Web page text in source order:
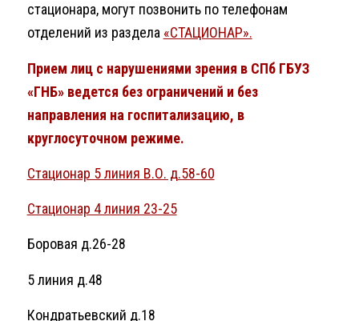
стационара, могут позвонить по телефонам
отделений из раздела «СТАЦИОНАР».
Прием лиц с нарушениями зрения в СПб ГБУЗ
«ГНБ» ведется без ограничений и без
направления на госпитализацию, в
круглосуточном режиме.
Стационар 5 линия В.О. д.58-60
Стационар 4 линия 23-25
Боровая д.26-28
5 линия д.48
Кондратьевский д.18